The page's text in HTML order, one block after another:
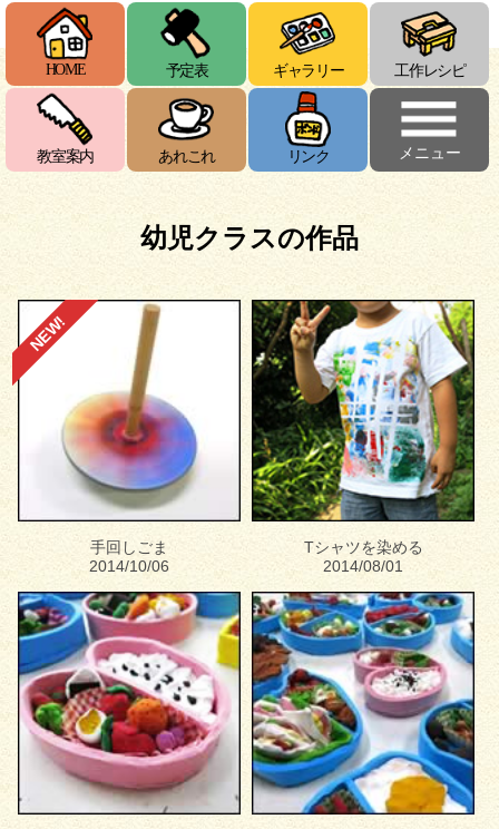
幼児クラスの作品
手回しごま
NEW!
2014/10/06
Tシャツを染める
2014/08/01
HOME 予定表 ギャラリー 工作レシピ
教室案内 あれこれ リンク メニュー